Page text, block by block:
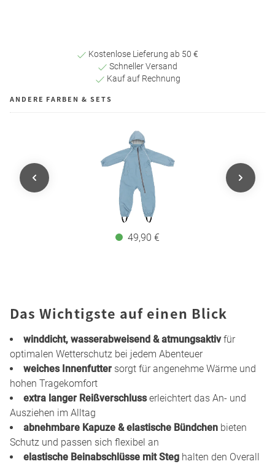
Kostenlose Lieferung ab 50 €
Schneller Versand
Kauf auf Rechnung
ANDERE FARBEN & SETS
49,90 €
Das Wichtigste auf einen Blick
winddicht, wasserabweisend & atmungsaktivfür
optimalen Wetterschutz bei jedem Abenteuer
weiches Innenfutter sorgt für angenehme Wärme und
hohen Tragekomfort
extra langer Reißverschlusserleichtert das An- und
Ausziehen im Alltag
abnehmbare Kapuze & elastische Bündchen bieten
Schutz und passen sich flexibel an
elastische Beinabschlüsse mit Steg halten den Overall